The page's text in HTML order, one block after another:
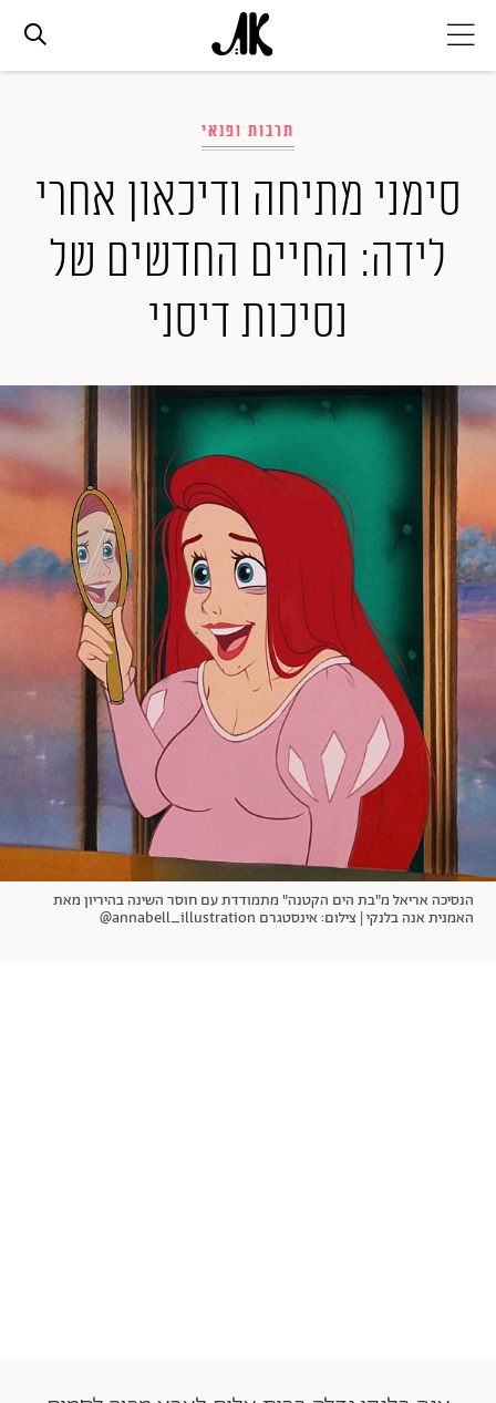
אופנה
ביוטי
סלבס
ערוצים נוספים
המגזין
תרבות ופנאי
הפקות אופנה
עיצוב
בריאות
קריירה
יחסים
משפחה
חופש
אודות
מי אנחנו
תנאי שימוש
מדיניות פרטיות
הצהרת נגישות
שירות לקוחות למנויים
כתבו לנו
© יובל סיגלר תקשורת בע"מ 2026
Designed, Developed and Powered by RGB Media
תרבות ופנאי
סימני מתיחה ודיכאון אחרי
לידה: החיים החדשים של
נסיכות דיסני
הנסיכה אריאל מ"בת הים הקטנה" מתמודדת עם חוסר השינה בהיריון מאת
האמנית אנה בלנקי | צילום: אינסטגרם annabell_illustration@